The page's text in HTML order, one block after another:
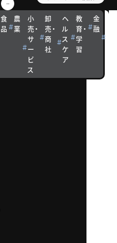
食
品
農
業
小
売・
サ
ー
ビ
ス
卸
売・
商
社
ヘ
ル
ス
ケ
ア
教
育・
学
習
金
融